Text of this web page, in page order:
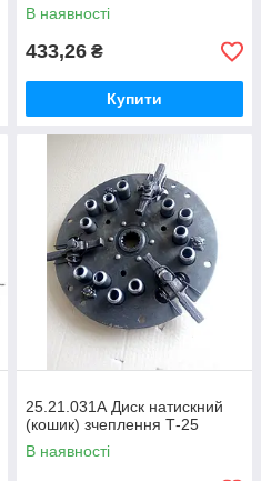
В наявності
433,26 ₴
Купити
25.21.031А Диск натискний
(кошик) зчеплення Т-25
В наявності